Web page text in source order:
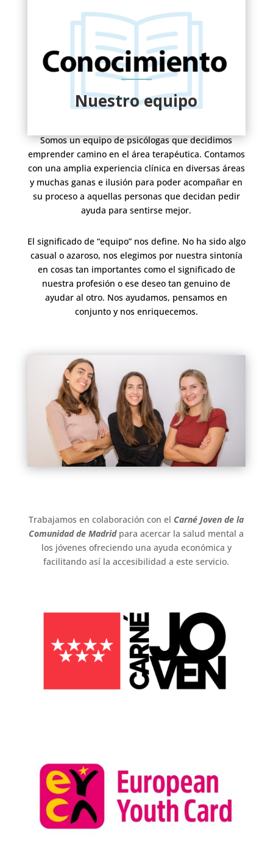
Nuestro equipo
Somos un equipo de psicólogas que decidimos
emprender camino en el área terapéutica. Contamos
con una amplia experiencia clínica en diversas áreas
y muchas ganas e ilusión para poder acompañar en
su proceso a aquellas personas que decidan pedir
ayuda para sentirse mejor.
El significado de “equipo” nos define. No ha sido algo
casual o azaroso, nos elegimos por nuestra sintonía
en cosas tan importantes como el significado de
nuestra profesión o ese deseo tan genuino de
ayudar al otro. Nos ayudamos, pensamos en
conjunto y nos enriquecemos.
Trabajamos en colaboración con el Carné Joven de la
Comunidad de Madridpara acercar la salud mental a
los jóvenes ofreciendo una ayuda económica y
facilitando así la accesibilidad a este servicio.